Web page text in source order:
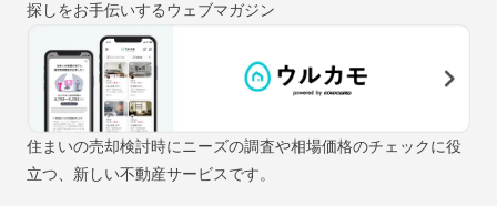
探しをお手伝いするウェブマガジン
住まいの売却検討時にニーズの調査や相場価格のチェックに役
立つ、新しい不動産サービスです。